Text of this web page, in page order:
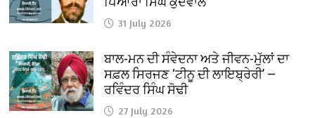
31 July 2026
ਬਾਲ-ਮਨ ਦੀ ਸੰਵੇਦਨਾ ਅਤੇ ਜੀਵਨ-ਮੁੱਲਾਂ ਦਾ
ਸਫ਼ਲ ਸਿਰਜਣ ‘ਟੀਨੂ ਦੀ ਲਾਇਬ੍ਰੇਰੀ’ —
ਰਵਿੰਦਰ ਸਿੰਘ ਸੋਢੀ
27 July 2026